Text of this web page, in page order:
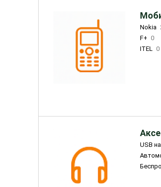
Nokia
F+ 0
ITEL 0
USB